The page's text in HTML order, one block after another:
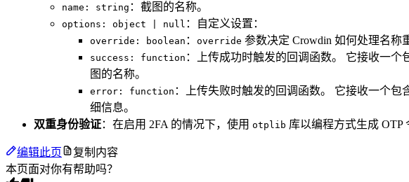
name: string ：截图的名称。
options: object | null ：自定义设置：
override: boolean ： override 参数决定 Crowdin 如何处理名称
success: function ：上传成功时触发的回调函数。 它接收一个
图的名称。
error: function ：上传失败时触发的回调函数。 它接收一个包
细信息。
双重身份验证：在启用 2FA 的情况下，使用 otplib 库以编程方式生成 OTP
编辑此页
复制内容
本页面对你有帮助吗？